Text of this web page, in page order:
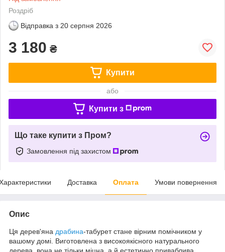
Роздріб
Відправка з 20 серпня 2026
3 180 ₴
Купити
або
Купити з
Що таке купити з Пром?
Замовлення під захистом
Доставка Оплата Умови повернення
Опис
Ця дерев'яна драбина-табурет стане вірним помічником у
вашому домі. Виготовлена з високоякісного натурального
дерева, вона не тільки міцна, а й естетично приваблива.